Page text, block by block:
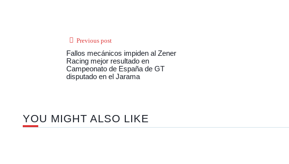
Previous post
Fallos mecánicos impiden al Zener
Racing mejor resultado en
Campeonato de España de GT
disputado en el Jarama
YOU MIGHT ALSO LIKE